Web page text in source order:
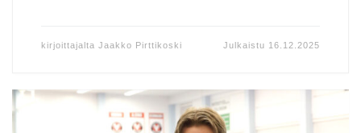
kirjoittajalta Jaakko Pirttikoski Julkaistu 16.12.2025